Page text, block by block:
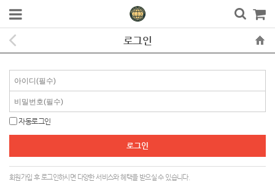
로그인
자동로그인
회원가입 후 로그인하시면 다양한 서비스와 혜택을 받으실 수 있습니다.